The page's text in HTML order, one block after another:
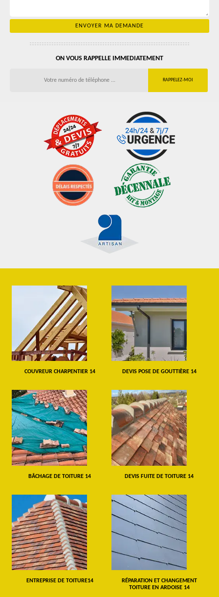
ON VOUS RAPPELLE IMMEDIATEMENT
COUVREUR CHARPENTIER 14 DEVIS POSE DE GOUTTIÈRE 14
BÂCHAGE DE TOITURE 14 DEVIS FUITE DE TOITURE 14
ENTREPRISE DE TOITURE14
RÉPARATION ET CHANGEMENT
TOITURE EN ARDOISE 14